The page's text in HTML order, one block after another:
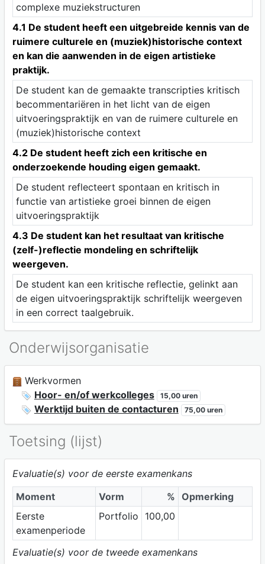
complexe muziekstructuren
4.1 De student heeft een uitgebreide kennis van de
ruimere culturele en (muziek)historische context
en kan die aanwenden in de eigen artistieke
praktijk.
De student kan de gemaakte transcripties kritisch
becommentariëren in het licht van de eigen
uitvoeringspraktijk en van de ruimere culturele en
(muziek)historische context
4.2 De student heeft zich een kritische en
onderzoekende houding eigen gemaakt.
De student reflecteert spontaan en kritisch in
functie van artistieke groei binnen de eigen
uitvoeringspraktijk
4.3 De student kan het resultaat van kritische
(zelf-)reflectie mondeling en schriftelijk
weergeven.
De student kan een kritische reflectie, gelinkt aan
de eigen uitvoeringspraktijk schriftelijk weergeven
in een correct taalgebruik.
Onderwijsorganisatie
Werkvormen
Hoor- en/of werkcolleges
15,00 uren
Werktijd buiten de contacturen 75,00 uren
Toetsing (lijst)
Evaluatie(s) voor de eerste examenkans
Moment
Vorm % Opmerking
Eerste
examenperiode
Portfolio 100,00
Evaluatie(s) voor de tweede examenkans